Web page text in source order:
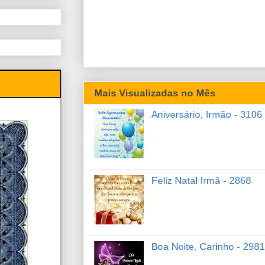
Mais Visualizadas no Mês
Aniversário, Irmão - 3106
Feliz Natal Irmã - 2868
Boa Noite, Carinho - 2981